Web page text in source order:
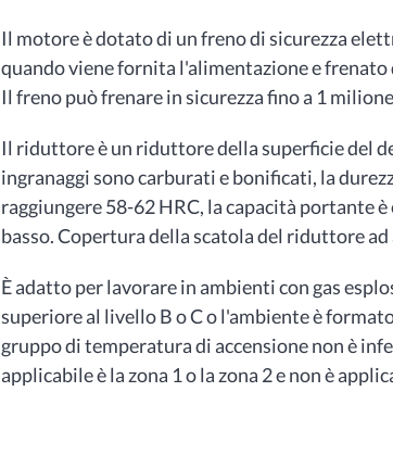
Il motore è dotato di un freno di sicurezza
quando viene fornita l'alimentazione e
Il freno può frenare in sicurezza fino a 1
Il riduttore è un riduttore della superficie del
ingranaggi sono carburati e bonificati, la
raggiungere 58-62 HRC, la capacità portante
basso. Copertura della scatola del riduttore
È adatto per lavorare in ambienti con gas
superiore al livello B o C o l'ambiente è
gruppo di temperatura di accensione non è
applicabile è la zona 1 o la zona 2 e non è